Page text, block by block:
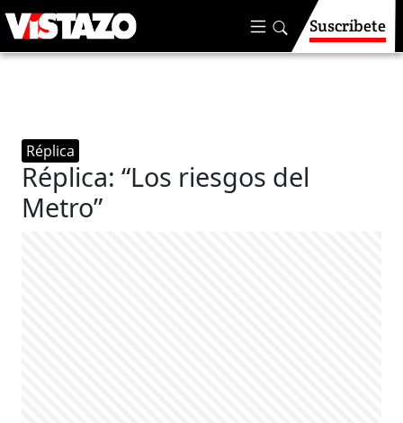
Suscríbete
Réplica
Réplica: “Los riesgos del
Metro”